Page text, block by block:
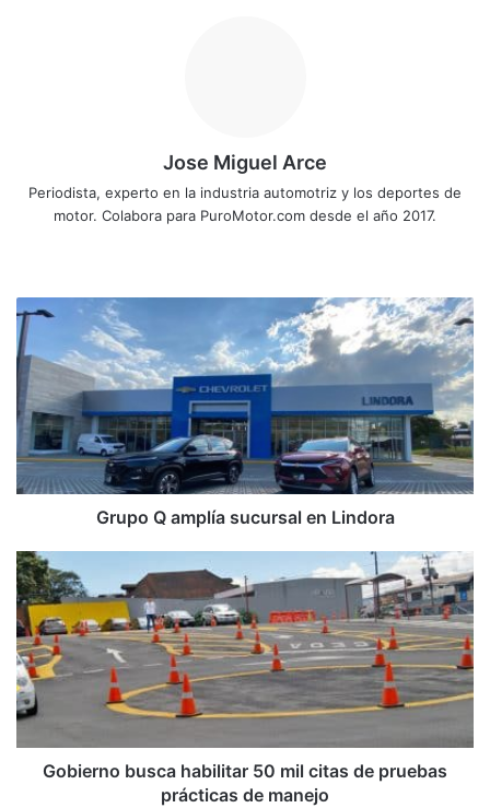
Jose Miguel Arce
Periodista, experto en la industria automotriz y los deportes de
motor. Colabora para PuroMotor.com desde el año 2017.
Grupo
Q
amplía
sucursal
en
Lindora
Grupo Q amplía sucursal en Lindora
Gobierno
busca
habilitar
50
mil
citas
de
pruebas
prácticas
Gobierno busca habilitar 50 mil citas de pruebas
prácticas de manejo